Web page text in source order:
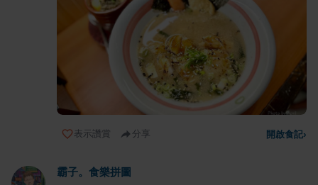
表示讚賞 分享 開啟食記›
霸子。食樂拼圖